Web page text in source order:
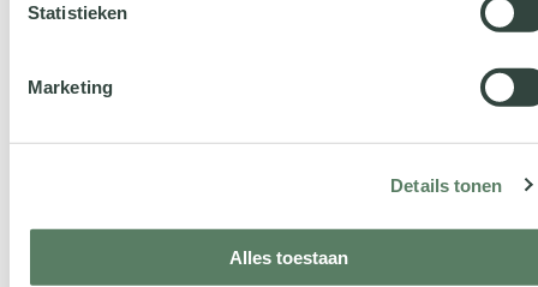
Statistieken
Marketing
Details tonen
Alles toestaan